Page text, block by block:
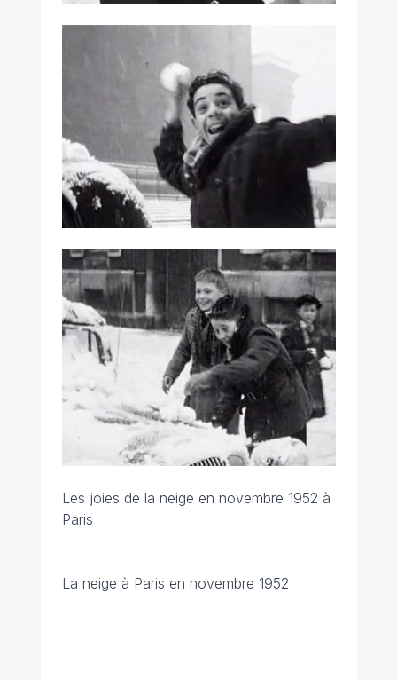
Les joies de la neige en novembre 1952 à
Paris
La neige à Paris en novembre 1952